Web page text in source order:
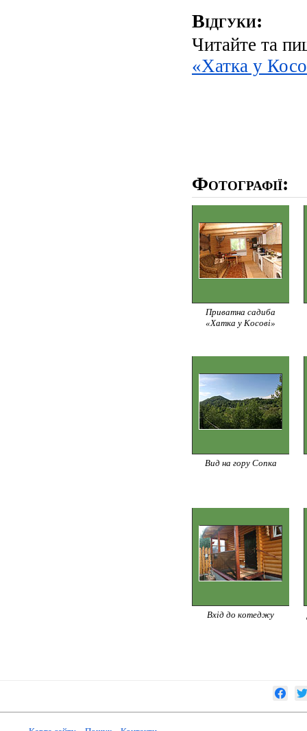
Відгуки:
Читайте та
«Хатка у
Фотографії:
Приватна садиба
«Хатка у Косові»
Вид на гору Сопка
Вхід до котеджу